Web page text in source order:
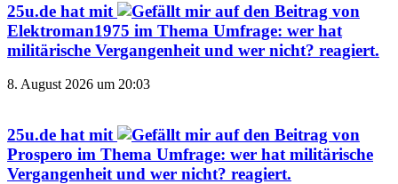
25u.de hat mit
auf den Beitrag von
Elektroman1975 im Thema Umfrage: wer hat
militärische Vergangenheit und wer nicht? reagiert.
8. August 2026 um 20:03
25u.de hat mit
auf den Beitrag von
Prospero im Thema Umfrage: wer hat militärische
Vergangenheit und wer nicht? reagiert.